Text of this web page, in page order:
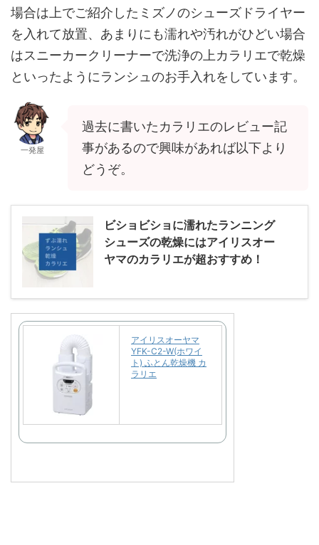
場合は上でご紹介したミズノのシューズドライヤー
を入れて放置、あまりにも濡れや汚れがひどい場合
はスニーカークリーナーで洗浄の上カラリエで乾燥
といったようにランシュのお手入れをしています。
一発屋
過去に書いたカラリエのレビュー記
事があるので興味があれば以下より
どうぞ。
ビショビショに濡れたランニング
シューズの乾燥にはアイリスオー
ヤマのカラリエが超おすすめ！
アイリスオーヤマ
YFK-C2-W(ホワイ
ト) ふとん乾燥機 カ
ラリエ